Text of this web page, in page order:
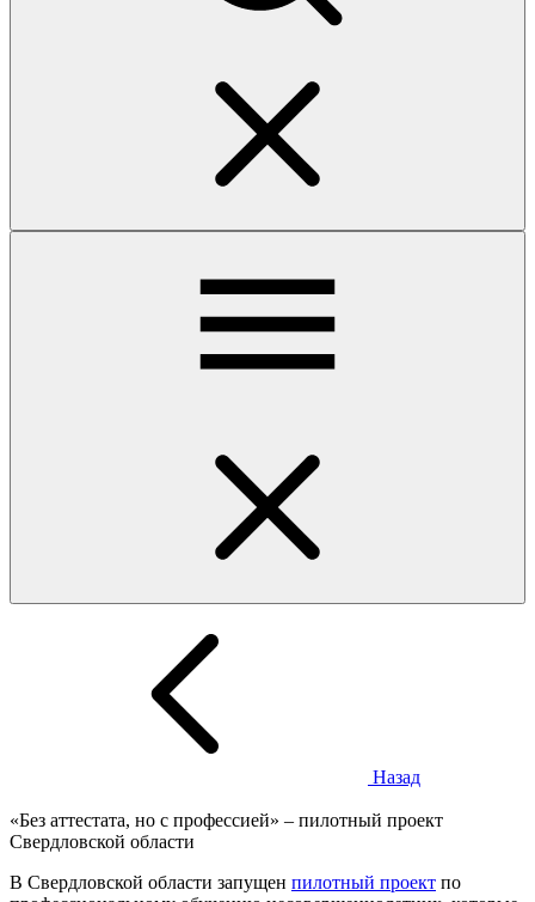
Назад
«Без аттестата, но с профессией» – пилотный проект
Свердловской области
В Свердловской области запущен пилотный проект по